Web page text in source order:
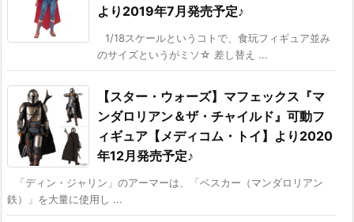
より2019年7月発売予定♪
1/18スケールというコトで、食玩フィギュア並み
のサイズというがミソ☆ 差し替え ...
【スター・ウォーズ】マフェックス『マ
ンダロリアン＆ザ・チャイルド』可動フ
ィギュア【メディコム・トイ】より2020
年12月発売予定♪
「ディン・ジャリン」のアーマーは、「ベスカー（マンダロリアン
鉄）」を大量に使用し ...